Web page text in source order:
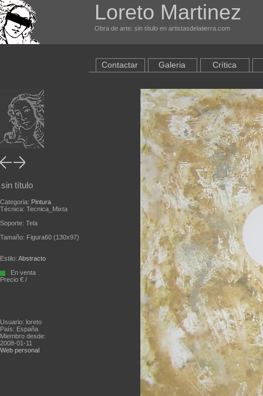
Loreto Martinez
Obra de arte: sin título en artistasdelatierra.com
sin título
Categoria: Pintura
Técnica: Tecnica_Mixta
Soporte: Tela
Tamaño: Figura60 (130x97)
Estilo: Abstracto
En venta
Precio € /
Usuario: loreto
País: España
Miembro desde:
2008-01-11
Web personal
Contactar Galeria Crítica